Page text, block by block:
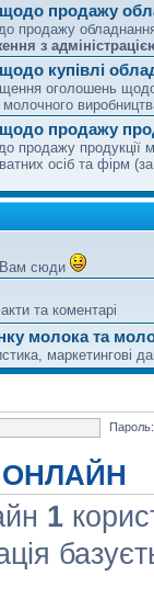
продажу
продажу обладнання
з
купівлі
оголошень щодо
продажу
продажу продукції
осіб та фірм
Вам сюди
та коментарі
молока та
маркетингові
Пароль:
ОНЛАЙН
1